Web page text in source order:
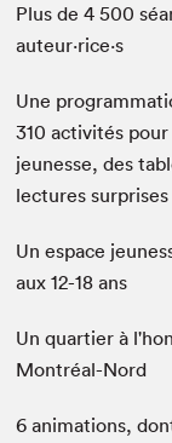
Plus de 4 500
auteur·rice·s
Une
310 activités
jeunesse, des
lectures surprises
Un espace
aux 12-18 ans
Un quartier à
Montréal-Nord
6 animations,